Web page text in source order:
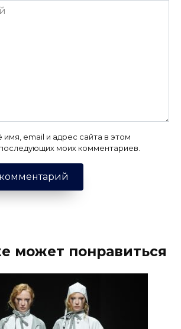
имя, email и адрес сайта в этом
моих комментариев.
может понравиться